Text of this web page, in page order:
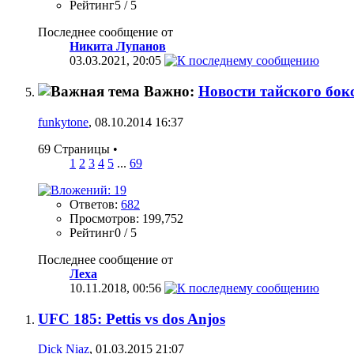
Рейтинг5 / 5
Последнее сообщение от
Никита Лупанов
03.03.2021, 20:05
Важно: Новости тайского
funkytone, 08.10.2014 16:37
69 Страницы •
1 2 3 4 5 ... 69
Ответов: 682
Просмотров: 199,752
Рейтинг0 / 5
Последнее сообщение от
Леха
10.11.2018, 00:56
UFC 185: Pettis vs dos Anjos
Dick Niaz, 01.03.2015 21:07